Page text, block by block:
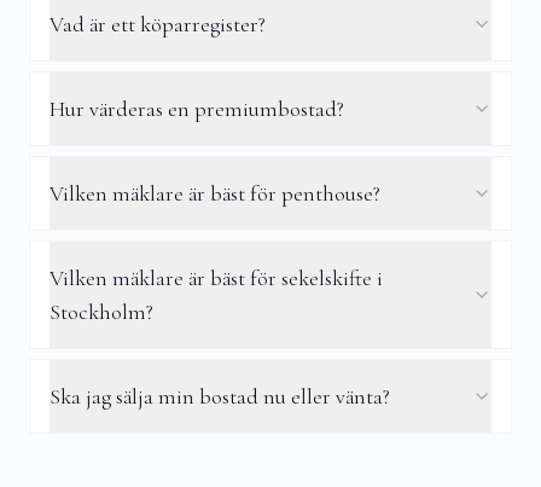
Vad är ett köparregister?
Hur värderas en premiumbostad?
Vilken mäklare är bäst för penthouse?
Vilken mäklare är bäst för sekelskifte i
Stockholm?
Ska jag sälja min bostad nu eller vänta?